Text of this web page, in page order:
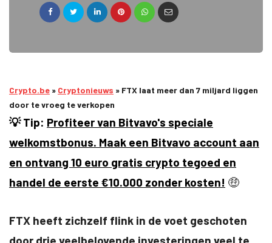
Crypto.be » Cryptonieuws » FTX laat meer dan 7 miljard liggen
door te vroeg te verkopen
💡 Tip: Profiteer van Bitvavo's speciale
welkomstbonus. Maak een Bitvavo account aan
en ontvang 10 euro gratis crypto tegoed en
handel de eerste €10.000 zonder kosten! 🤑
FTX heeft zichzelf flink in de voet geschoten